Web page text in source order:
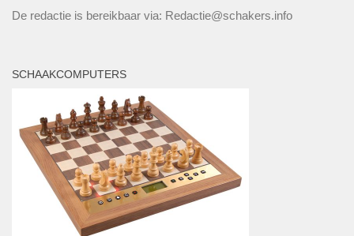
De redactie is bereikbaar via: Redactie@schakers.info
SCHAAKCOMPUTERS